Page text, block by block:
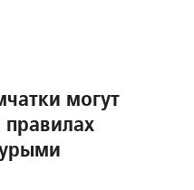
могут
правилах